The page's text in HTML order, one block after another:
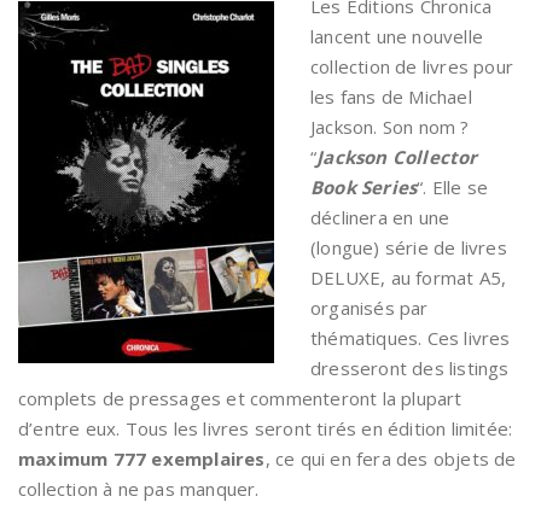
Les Editions Chronica
lancent une nouvelle
collection de livres pour
les fans de Michael
Jackson. Son nom ?
“Jackson Collector
Book Series“. Elle se
déclinera en une
(longue) série de livres
DELUXE, au format A5,
organisés par
thématiques. Ces livres
dresseront des listings
complets de pressages et commenteront la plupart
d’entre eux. Tous les livres seront tirés en édition limitée:
maximum 777 exemplaires, ce qui en fera des objets de
collection à ne pas manquer.